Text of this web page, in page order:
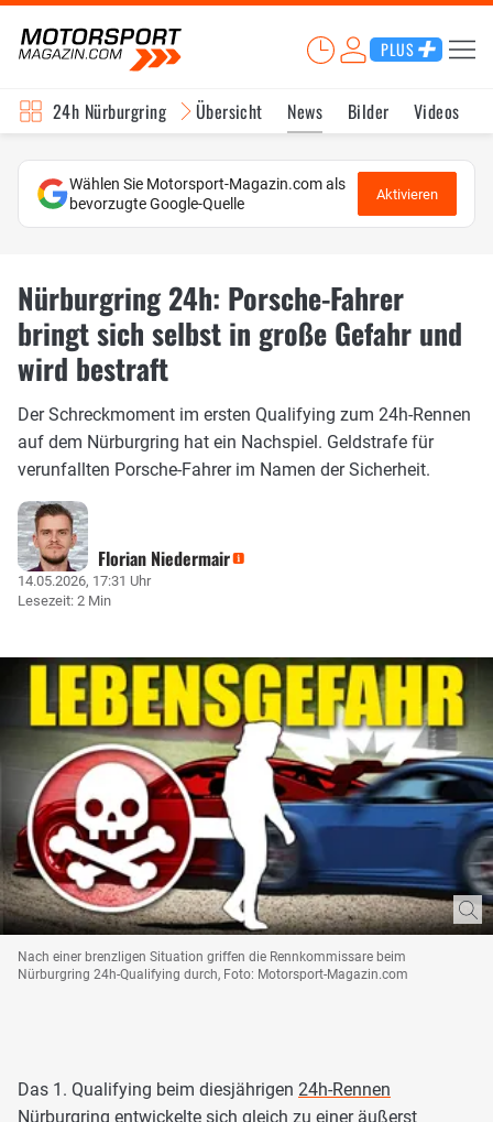
PLUS
24h Nürburgring Übersicht News Bilder Videos
Wählen Sie Motorsport-Magazin.com als
bevorzugte Google-Quelle
Aktivieren
Nürburgring 24h: Porsche-Fahrer
bringt sich selbst in große Gefahr und
wird bestraft
Der Schreckmoment im ersten Qualifying zum 24h-Rennen
auf dem Nürburgring hat ein Nachspiel. Geldstrafe für
verunfallten Porsche-Fahrer im Namen der Sicherheit.
Florian Niedermair
14.05.2026, 17:31 Uhr
Lesezeit: 2 Min
Nach einer brenzligen Situation griffen die Rennkommissare beim
Nürburgring 24h-Qualifying durch, Foto: Motorsport-Magazin.com
Das 1. Qualifying beim diesjährigen 24h-Rennen
Nürburgring entwickelte sich gleich zu einer äußerst